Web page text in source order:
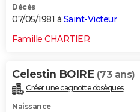
Décès
07/05/1981 à Saint-Victeur
Famille CHARTIER
Celestin BOIRE (73 ans)
Créer une cagnotte obsèques
Naissance